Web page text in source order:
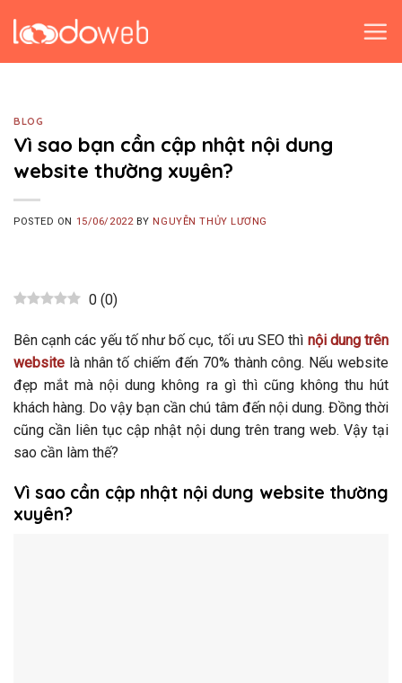
BLOG
Vì sao bạn cần cập nhật nội dung
website thường xuyên?
POSTED ON 15/06/2022 BY NGUYỄN THỦY LƯƠNG
0 (0)
Bên cạnh các yếu tố như bố cục, tối ưu SEO thì nội dung trên
website là nhân tố chiếm đến 70% thành công. Nếu website
đẹp mắt mà nội dung không ra gì thì cũng không thu hút
khách hàng. Do vậy bạn cần chú tâm đến nội dung. Đồng thời
cũng cần liên tục cập nhật nội dung trên trang web. Vậy tại
sao cần làm thế?
Vì sao cần cập nhật nội dung website thường
xuyên?